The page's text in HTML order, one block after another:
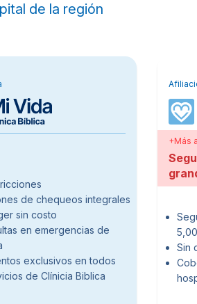
de la región
de chequeos integrales
sin costo
en emergencias de
exclusivos en todos
de Clínicia Biblica
+Más
Sin